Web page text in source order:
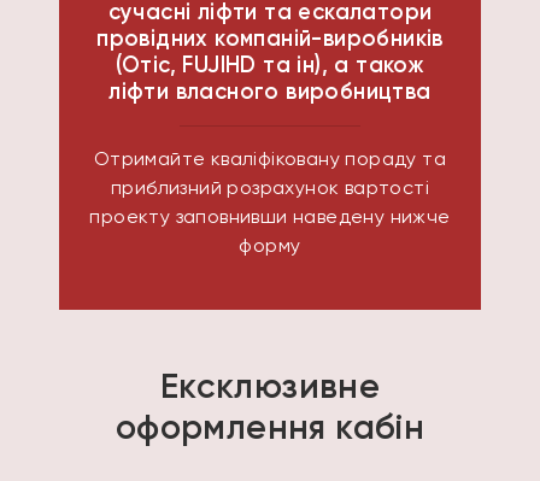
сучасні ліфти та ескалатори
провідних компаній-виробників
(Отіс, FUJIHD та ін), а також
ліфти власного виробництва
Отримайте кваліфіковану пораду та
приблизний розрахунок вартості
проекту заповнивши наведену нижче
форму
Ексклюзивне
оформлення кабін